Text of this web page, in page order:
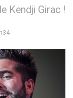
Kendji Girac !